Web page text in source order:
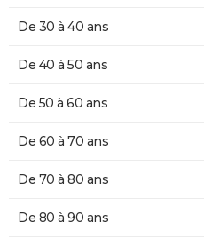
De 30 à 40 ans
De 40 à 50 ans
De 50 à 60 ans
De 60 à 70 ans
De 70 à 80 ans
De 80 à 90 ans